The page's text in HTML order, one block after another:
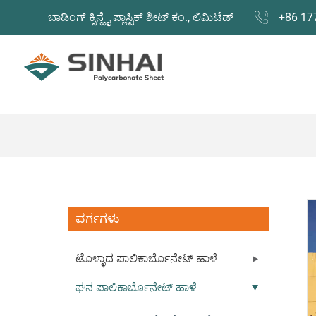
ಬಾಡಿಂಗ್ ಕ್ಸಿನ್ಹೈ ಪ್ಲಾಸ್ಟಿಕ್ ಶೀಟ್ ಕಂ., ಲಿಮಿಟೆಡ್ +86
ವರ್ಗಗಳು
ಟೊಳ್ಳಾದ ಪಾಲಿಕಾರ್ಬೊನೇಟ್ ಹಾಳೆ
ಘನ ಪಾಲಿಕಾರ್ಬೊನೇಟ್ ಹಾಳೆ